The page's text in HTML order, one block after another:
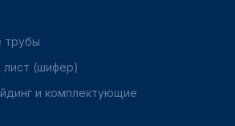
трубы
(шифер)
и комплектующие